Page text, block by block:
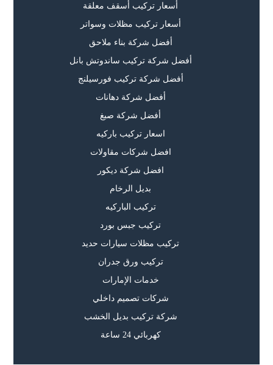
أسعار تركيب أسقف معلقة
أسعار تركيب مظلات وسواتر
أفضل شركة بناء ملاحق
أفضل شركة تركيب ساندوتش بانل
أفضل شركة تركيب فورسيلنج
أفضل شركة دهانات
أفضل شركة صبغ
اسعار تركيب باركيه
افضل شركات مقاولات
افضل شركة ديكور
بديل الرخام
تركيب الباركيه
تركيب جبس بورد
تركيب مظلات سيارات حديد
تركيب ورق جدران
خدمات الإمارات
شركات تصميم داخلي
شركة تركيب بديل الخشب
كهربائي 24 ساعة